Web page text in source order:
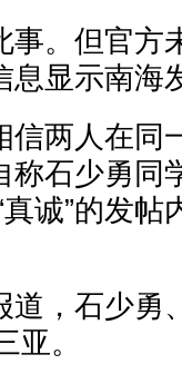
。但官方
息显示南海
两人在同
石少勇同
诚”的发
，石少勇
亚。